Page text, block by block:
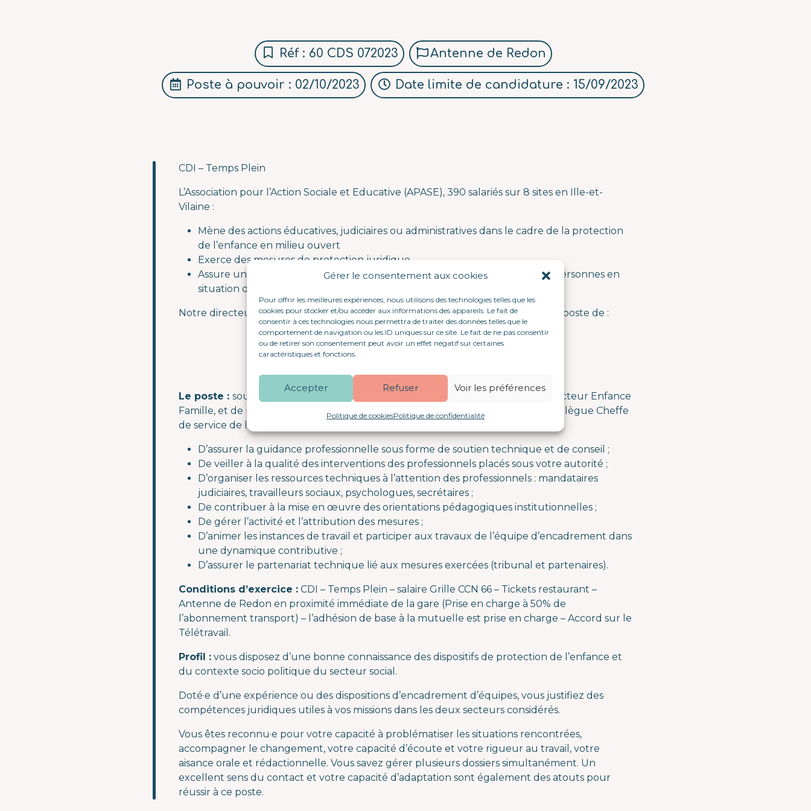
Gérer le consentement aux cookies
Pour offrir les meilleures expériences, nous utilisons des technologies telles que les
cookies pour stocker et/ou accéder aux informations des appareils. Le fait de
consentir à ces technologies nous permettra de traiter des données telles que le
comportement de navigation ou les ID uniques sur ce site. Le fait de ne pas consentir
ou de retirer son consentement peut avoir un effet négatif sur certaines
caractéristiques et fonctions.
Accepter Refuser Voir les préférences
Politique de cookiesPolitique de confidentialité
Réf : 60 CDS 072023 Antenne de Redon
Poste à pouvoir : 02/10/2023 Date limite de candidature : 15/09/2023
CDI – Temps Plein
L’Association pour l’Action Sociale et Educative (APASE), 390 salariés sur 8 sites en Ille-et-
Vilaine :
Mène des actions éducatives, judiciaires ou administratives dans le cadre de la protection
de l’enfance en milieu ouvert
Exerce des mesures de protection juridique,
Assure un accompagnement social et médico-social (SAVS, MASP, etc.) de personnes en
situation de handicap psychique notamment.
Notre directeur de l’antenne de Redon doit pourvoir à partir du 02/10/2023 un poste de :
Chef.fe de Service (H/F)
Secteur Protection de l’Enfance
Le poste : sous l’autorité du directeur d’Antenne, en charge des équipes du secteur Enfance
Famille, et de missions régulières ou ponctuelles en transversalité avec votre collègue Cheffe
de service de l’Antenne vous serez en charge :
D’assurer la guidance professionnelle sous forme de soutien technique et de conseil ;
De veiller à la qualité des interventions des professionnels placés sous votre autorité ;
D’organiser les ressources techniques à l’attention des professionnels : mandataires
judiciaires, travailleurs sociaux, psychologues, secrétaires ;
De contribuer à la mise en œuvre des orientations pédagogiques institutionnelles ;
De gérer l’activité et l’attribution des mesures ;
D’animer les instances de travail et participer aux travaux de l’équipe d’encadrement dans
une dynamique contributive ;
D’assurer le partenariat technique lié aux mesures exercées (tribunal et partenaires).
Conditions d’exercice : CDI – Temps Plein – salaire Grille CCN 66 – Tickets restaurant –
Antenne de Redon en proximité immédiate de la gare (Prise en charge à 50% de
l’abonnement transport) – l’adhésion de base à la mutuelle est prise en charge – Accord sur le
Télétravail.
Profil : vous disposez d’une bonne connaissance des dispositifs de protection de l’enfance et
du contexte socio politique du secteur social.
Doté·e d’une expérience ou des dispositions d’encadrement d’équipes, vous justifiez des
compétences juridiques utiles à vos missions dans les deux secteurs considérés.
Vous êtes reconnu·e pour votre capacité à problématiser les situations rencontrées,
accompagner le changement, votre capacité d’écoute et votre rigueur au travail, votre
aisance orale et rédactionnelle. Vous savez gérer plusieurs dossiers simultanément. Un
excellent sens du contact et votre capacité d’adaptation sont également des atouts pour
réussir à ce poste.